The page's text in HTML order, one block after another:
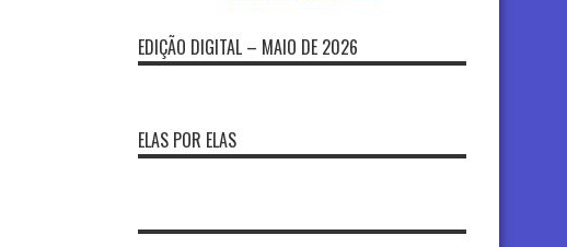
EDIÇÃO DIGITAL – MAIO DE 2026
ELAS POR ELAS